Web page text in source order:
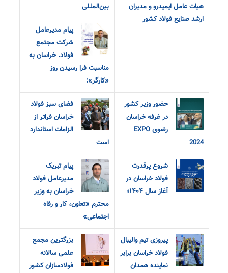
هیات عامل ایمیدرو و مدیران
ارشد صنایع فولاد کشور
بین‌المللی
پیام مدیرعامل
شرکت مجتمع
فولاد. خراسان به
مناسبت فرا رسیدن روز
«کارگر»:
حضور وزیر کشور
در غرفه خراسان
رضوی EXPO
2024
فضای سبز فولاد
خراسان فراتر از
الزامات استاندارد
است
شروع پرقدرت
فولاد خراسان در
آغاز سال ۱۴۰۴؛
پیام تبریک
مدیرعامل فولاد
خراسان به وزیر
محترم «تعاون، کار و رفاه
اجتماعی»
پیروزی تیم والیبال
فولاد خراسان برابر
نماینده همدان
بزرگترین مجمع
علمی سالانه
فولادسازان کشور